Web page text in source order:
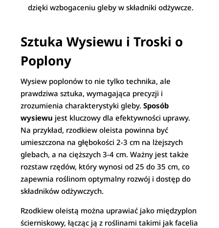
dzięki wzbogaceniu gleby w składniki odżywcze.
Sztuka Wysiewu i Troski o
Poplony
Wysiew poplonów to nie tylko technika, ale
prawdziwa sztuka, wymagająca precyzji i
zrozumienia charakterystyki gleby.Sposób
wysiewu jest kluczowy dla efektywności uprawy.
Na przykład, rzodkiew oleista powinna być
umieszczona na głębokości 2-3 cm na lżejszych
glebach, a na cięższych 3-4 cm. Ważny jest także
rozstaw rzędów, który wynosi od 25 do 35 cm, co
zapewnia roślinom optymalny rozwój i dostęp do
składników odżywczych.
Rzodkiew oleistą można uprawiać jako międzyplon
ścierniskowy, łącząc ją z roślinami takimi jak facelia